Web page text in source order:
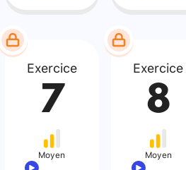
Exercice
7
Moyen
Exercice
8
Moyen